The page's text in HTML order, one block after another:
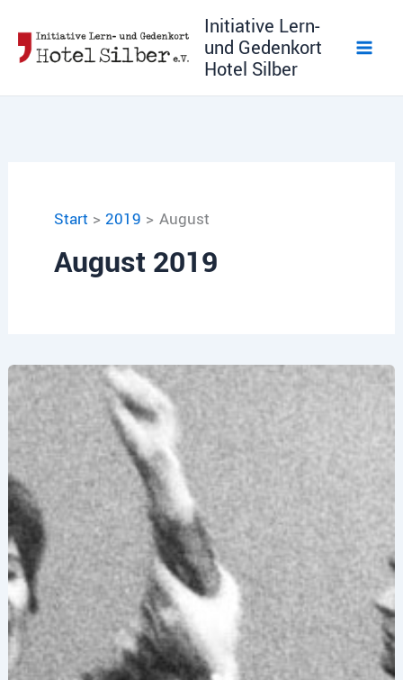
Inhalt
springen
Initiative Lern-
und Gedenkort
Hotel Silber
Start 2019 August
August 2019